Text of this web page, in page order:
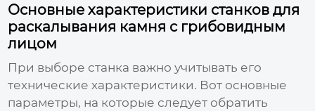
Основные характеристики станков для
раскалывания камня с грибовидным
лицом
При выборе станка важно учитывать его
технические характеристики. Вот основные
параметры, на которые следует обратить